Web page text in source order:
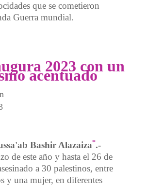
que se cometieron
Guerra mundial.
2023 con un
acentuado
Bashir Alazaiza*.-
de este año y hasta el 26 de
a 30 palestinos, entre
y una mujer, en diferentes